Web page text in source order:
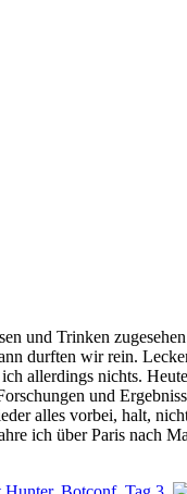
und Trinken
durften wir rein.
allerdings nichts.
und
alles vorbei, halt,
ich über Paris nach